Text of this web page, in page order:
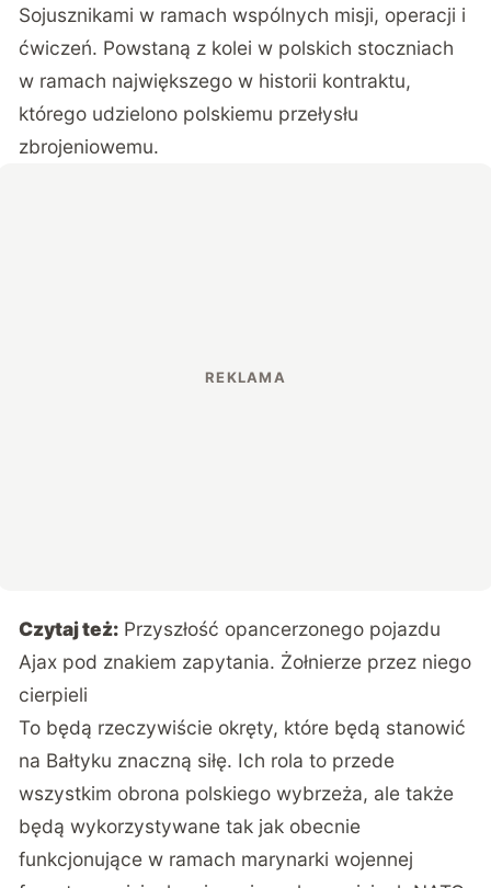
Sojusznikami w ramach wspólnych misji, operacji i
ćwiczeń. Powstaną z kolei w polskich stoczniach
w ramach największego w historii kontraktu,
którego udzielono polskiemu przełysłu
zbrojeniowemu.
Czytaj też: Przyszłość opancerzonego pojazdu
Ajax pod znakiem zapytania. Żołnierze przez niego
cierpieli
To będą rzeczywiście okręty, które będą stanowić
na Bałtyku znaczną siłę. Ich rola to przede
wszystkim obrona polskiego wybrzeża, ale także
będą wykorzystywane tak jak obecnie
funkcjonujące w ramach marynarki wojennej